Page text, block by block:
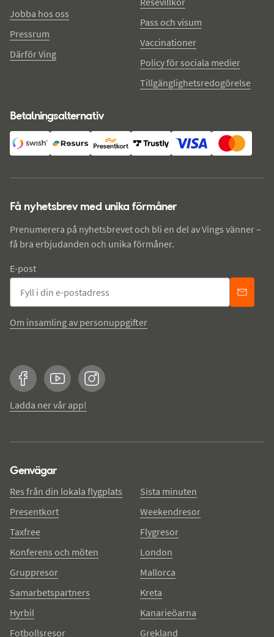
Jobba hos oss
Pressrum
Därför Ving
Pass och visum
Vaccinationer
Policy för sociala medier
Tillgänglighetsredogörelse
Betalningsalternativ
Få nyhetsbrev med unika förmåner
Prenumerera på nyhetsbrevet och bli en del av Vings vänner –
få bra erbjudanden och unika förmåner.
E-post
Om insamling av personuppgifter
FacebookYouTubeInstagram
Ladda ner vår app!
Genvägar
Res från din lokala flygplats
Presentkort
Taxfree
Konferens och möten
Gruppresor
Samarbetspartners
Hyrbil
Fotbollsresor
Sista minuten
Weekendresor
Flygresor
London
Mallorca
Kreta
Kanarieöarna
Grekland